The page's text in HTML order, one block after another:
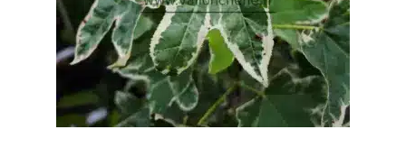
page
du
produit